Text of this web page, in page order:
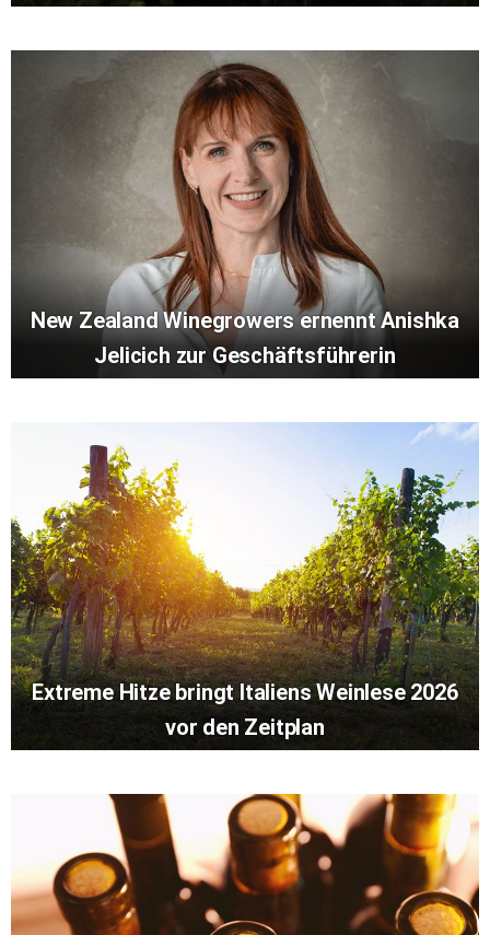
New Zealand Winegrowers ernennt Anishka
Jelicich zur Geschäftsführerin
Extreme Hitze bringt Italiens Weinlese 2026
vor den Zeitplan